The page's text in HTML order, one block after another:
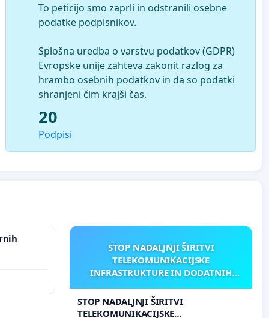
To peticijo smo zaprli in odstranili osebne
podatke podpisnikov.
Splošna uredba o varstvu podatkov (GDPR)
Evropske unije zahteva zakonit razlog za
hrambo osebnih podatkov in da so podatki
shranjeni čim krajši čas.
20
Podpisi
STOP NADALJNJI ŠIRITVI
TELEKOMUNIKACIJSKE
INFRASTRUKTURE IN DODATNIH
STOP NADALJNJI ŠIRITVI
TELEKOMUNIKACIJSKE